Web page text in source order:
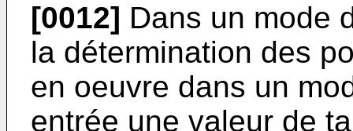
[0012] Dans un mode
la détermination des
en oeuvre dans un
entrée une valeur de